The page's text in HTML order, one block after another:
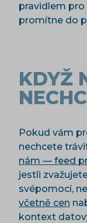
pravidlem pro
promítne do
KDYŽ
Pokud vám
nechcete
nám — feed
jestli
svépomocí,
včetně cen
kontext